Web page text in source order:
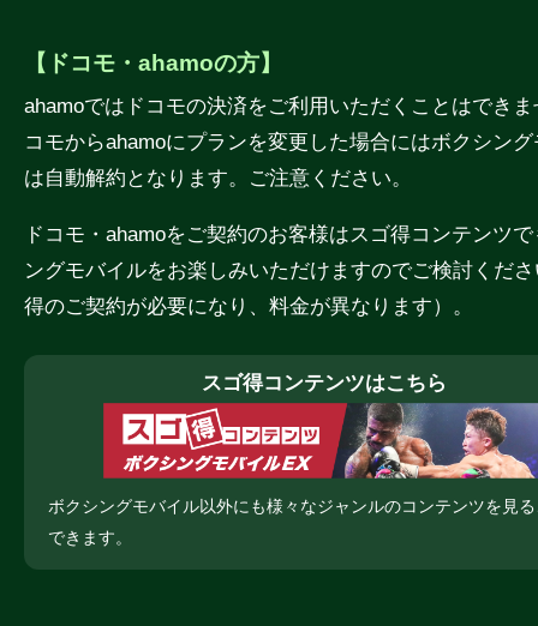
【ドコモ・ahamoの方】
ahamoではドコモの決済をご利用いただくことはでき
コモからahamoにプランを変更した場合にはボクシン
は自動解約となります。ご注意ください。
ドコモ・ahamoをご契約のお客様はスゴ得コンテンツ
ングモバイルをお楽しみいただけますのでご検討くだ
得のご契約が必要になり、料金が異なります）。
スゴ得コンテンツはこちら
ボクシングモバイル以外にも様々なジャンルのコンテンツを見
できます。